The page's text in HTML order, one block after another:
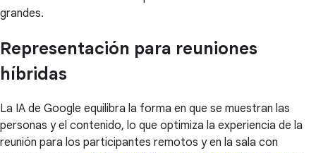
grandes.
Representación para reuniones
híbridas
La IA de Google equilibra la forma en que se muestran las
personas y el contenido, lo que optimiza la experiencia de la
reunión para los participantes remotos y en la sala con